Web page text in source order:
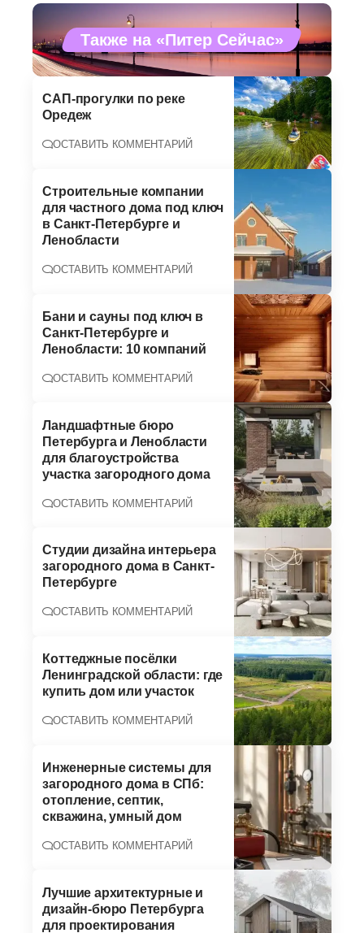
Также на «Питер Сейчас»
САП-прогулки по реке
Оредеж
ОСТАВИТЬ КОММЕНТАРИЙ
Строительные компании
для частного дома под ключ
в Санкт-Петербурге и
Ленобласти
ОСТАВИТЬ КОММЕНТАРИЙ
Бани и сауны под ключ в
Санкт-Петербурге и
Ленобласти: 10 компаний
ОСТАВИТЬ КОММЕНТАРИЙ
Ландшафтные бюро
Петербурга и Ленобласти
для благоустройства
участка загородного дома
ОСТАВИТЬ КОММЕНТАРИЙ
Студии дизайна интерьера
загородного дома в Санкт-
Петербурге
ОСТАВИТЬ КОММЕНТАРИЙ
Коттеджные посёлки
Ленинградской области: где
купить дом или участок
ОСТАВИТЬ КОММЕНТАРИЙ
Инженерные системы для
загородного дома в СПб:
отопление, септик,
скважина, умный дом
ОСТАВИТЬ КОММЕНТАРИЙ
Лучшие архитектурные и
дизайн-бюро Петербурга
для проектирования